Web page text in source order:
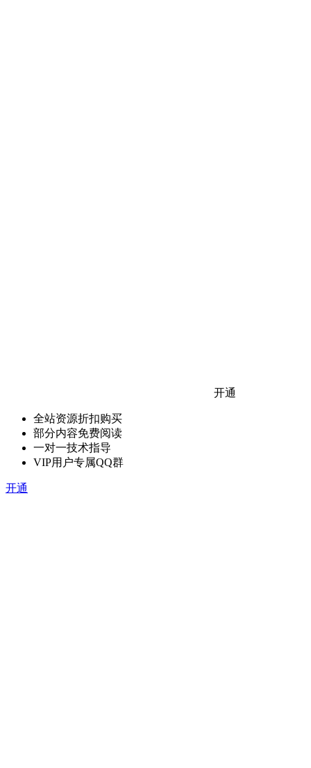
开通
全站资源折扣购买
部分内容免费阅读
一对一技术指导
VIP用户专属QQ群
开通